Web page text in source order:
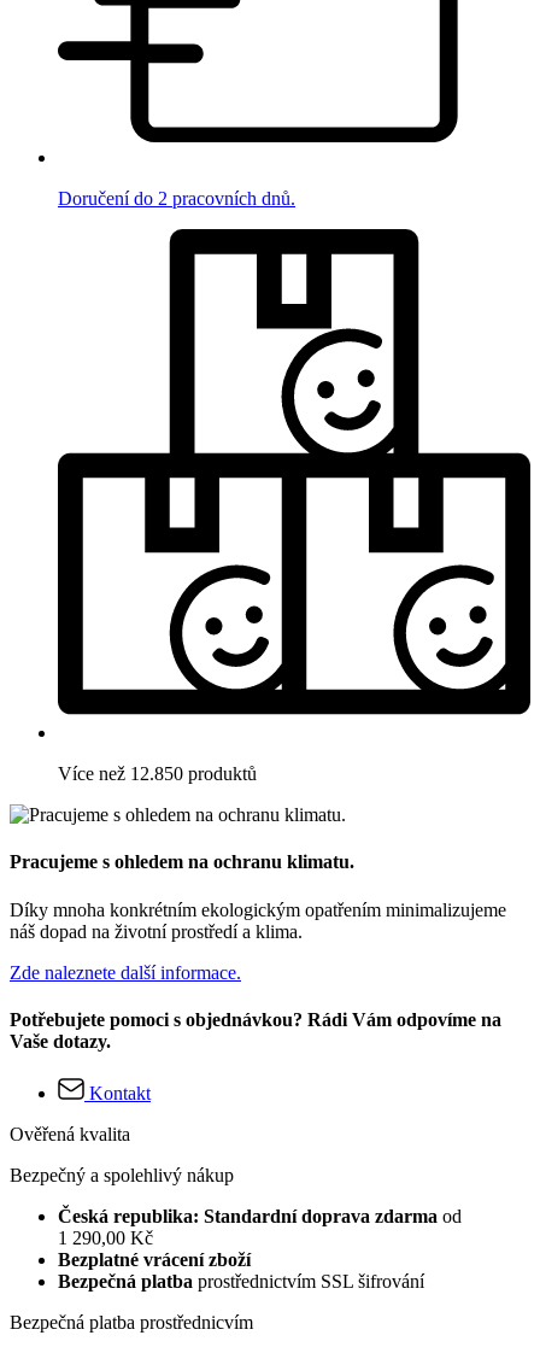
Doručení do 2 pracovních dnů.
Více než 12.850 produktů
Pracujeme s ohledem na ochranu klimatu.
Díky mnoha konkrétním ekologickým opatřením minimalizujeme
náš dopad na životní prostředí a klima.
Zde naleznete další informace.
Potřebujete pomoci s objednávkou? Rádi Vám odpovíme na
Vaše dotazy.
Kontakt
Ověřená kvalita
Bezpečný a spolehlivý nákup
Česká republika: Standardní doprava zdarma od
1 290,00 Kč
Bezplatné vrácení zboží
Bezpečná platba prostřednictvím SSL šifrování
Bezpečná platba prostřednicvím